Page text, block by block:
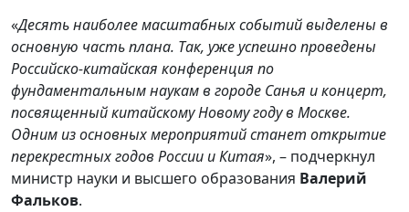
«Десять наиболее масштабных событий выделены в
основную часть плана. Так, уже успешно проведены
Российско-китайская конференция по
фундаментальным наукам в городе Санья и концерт,
посвященный китайскому Новому году в Москве.
Одним из основных мероприятий станет открытие
перекрестных годов России и Китая», – подчеркнул
министр науки и высшего образования Валерий
Фальков.